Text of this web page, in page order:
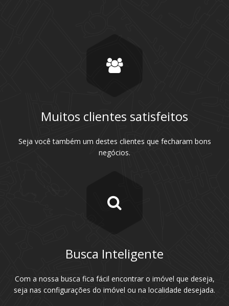
Muitos clientes satisfeitos
Seja você também um destes clientes que fecharam bons
negócios.
Busca Inteligente
Com a nossa busca fica fácil encontrar o imóvel que deseja,
seja nas configurações do imóvel ou na localidade desejada.